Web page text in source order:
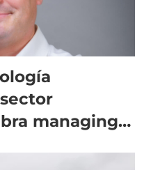
managing